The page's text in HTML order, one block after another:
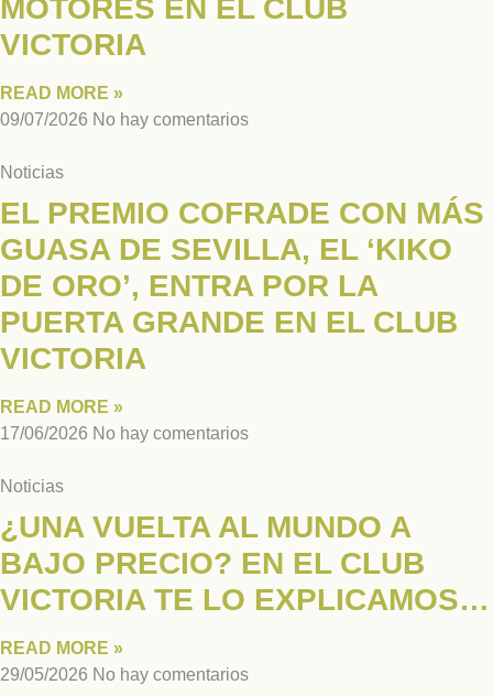
MOTORES EN EL CLUB
VICTORIA
READ MORE »
09/07/2026 No hay comentarios
Noticias
EL PREMIO COFRADE CON MÁS
GUASA DE SEVILLA, EL ‘KIKO
DE ORO’, ENTRA POR LA
PUERTA GRANDE EN EL CLUB
VICTORIA
READ MORE »
17/06/2026 No hay comentarios
Noticias
¿UNA VUELTA AL MUNDO A
BAJO PRECIO? EN EL CLUB
VICTORIA TE LO EXPLICAMOS…
READ MORE »
29/05/2026 No hay comentarios